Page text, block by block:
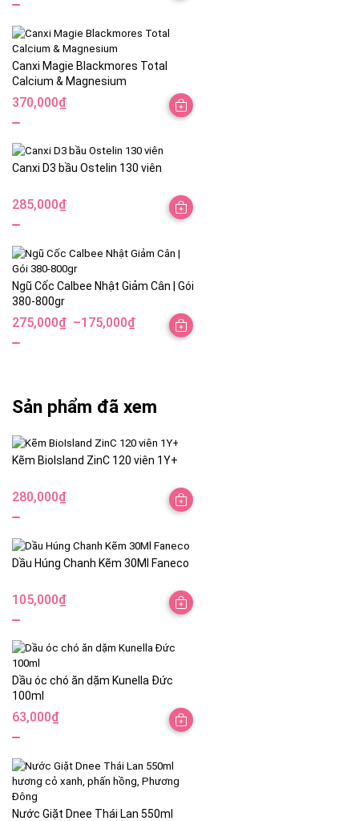
Canxi Magie Blackmores Total
Calcium & Magnesium
370,000₫
Canxi D3 bầu Ostelin 130 viên
285,000₫
Ngũ Cốc Calbee Nhật Giảm Cân | Gói
380-800gr
175,000₫
–
275,000₫
Khoảng
đến
Sản phẩm đã xem
Kẽm BioIsland ZinC 120 viên 1Y+
280,000₫
Dầu Húng Chanh Kẽm 30Ml Faneco
105,000₫
Dầu óc chó ăn dặm Kunella Đức
100ml
63,000₫
Nước Giặt Dnee Thái Lan 550ml